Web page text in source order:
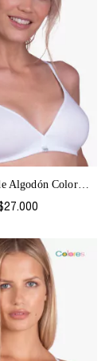
Triángulo de Algodón Colores-1067